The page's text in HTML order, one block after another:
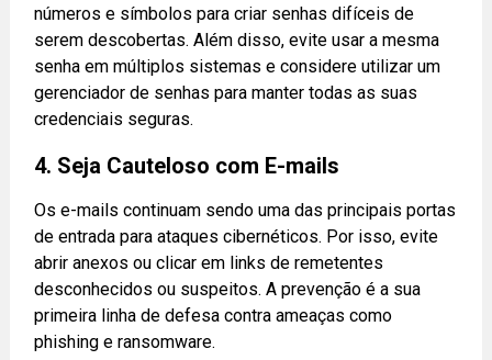
números e símbolos para criar senhas difíceis de
serem descobertas. Além disso, evite usar a mesma
senha em múltiplos sistemas e considere utilizar um
gerenciador de senhas para manter todas as suas
credenciais seguras.
4. Seja Cauteloso com E-mails
Os e-mails continuam sendo uma das principais portas
de entrada para ataques cibernéticos. Por isso, evite
abrir anexos ou clicar em links de remetentes
desconhecidos ou suspeitos. A prevenção é a sua
primeira linha de defesa contra ameaças como
phishing e ransomware.